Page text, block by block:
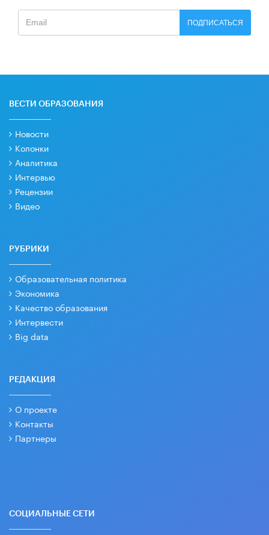
ПОДПИСАТЬСЯ
ВЕСТИ ОБРАЗОВАНИЯ
Новости
Колонки
Аналитика
Интервью
Рецензии
Видео
РУБРИКИ
Образовательная политика
Экономика
Качество образования
Интервести
Big data
РЕДАКЦИЯ
О проекте
Контакты
Партнеры
СОЦИАЛЬНЫЕ СЕТИ